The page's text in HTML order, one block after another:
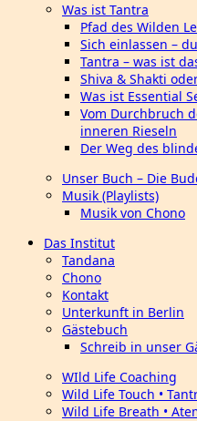
Was ist Tantra
Pfad des Wilden
Sich einlassen –
Tantra – was ist
Shiva & Shakti
Was ist Essential
Vom Durchbruch
inneren Rieseln
Der Weg des
Unser Buch – Die
Musik (Playlists)
Musik von Chono
Das Institut
Tandana
Chono
Kontakt
Unterkunft in Berlin
Gästebuch
Schreib in unser
WIld Life Coaching
Wild Life Touch •
Wild Life Breath •